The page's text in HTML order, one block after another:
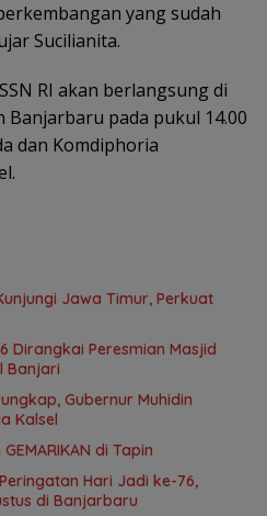
yang sudah
Sucilianita.
RI akan berlangsung di
Banjarbaru pada pukul 14.00
dan Komdiphoria
Jawa Timur, Perkuat
Dirangkai Peresmian Masjid
Banjari
Gubernur Muhidin
Kalsel
di Tapin
Hari Jadi ke-76,
di Banjarbaru